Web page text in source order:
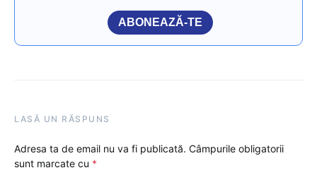
ABONEAZĂ-TE
LASĂ UN RĂSPUNS
Adresa ta de email nu va fi publicată. Câmpurile obligatorii
sunt marcate cu *